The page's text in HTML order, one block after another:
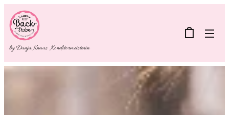
by Dunja Knaus Konditormeisterin